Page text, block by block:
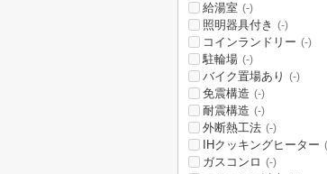
給湯室 (-)
照明器具付き (-)
コインランドリー (-)
駐輪場 (-)
バイク置場あり (-)
免震構造 (-)
耐震構造 (-)
外断熱工法 (-)
IHクッキングヒーター
ガスコンロ (-)